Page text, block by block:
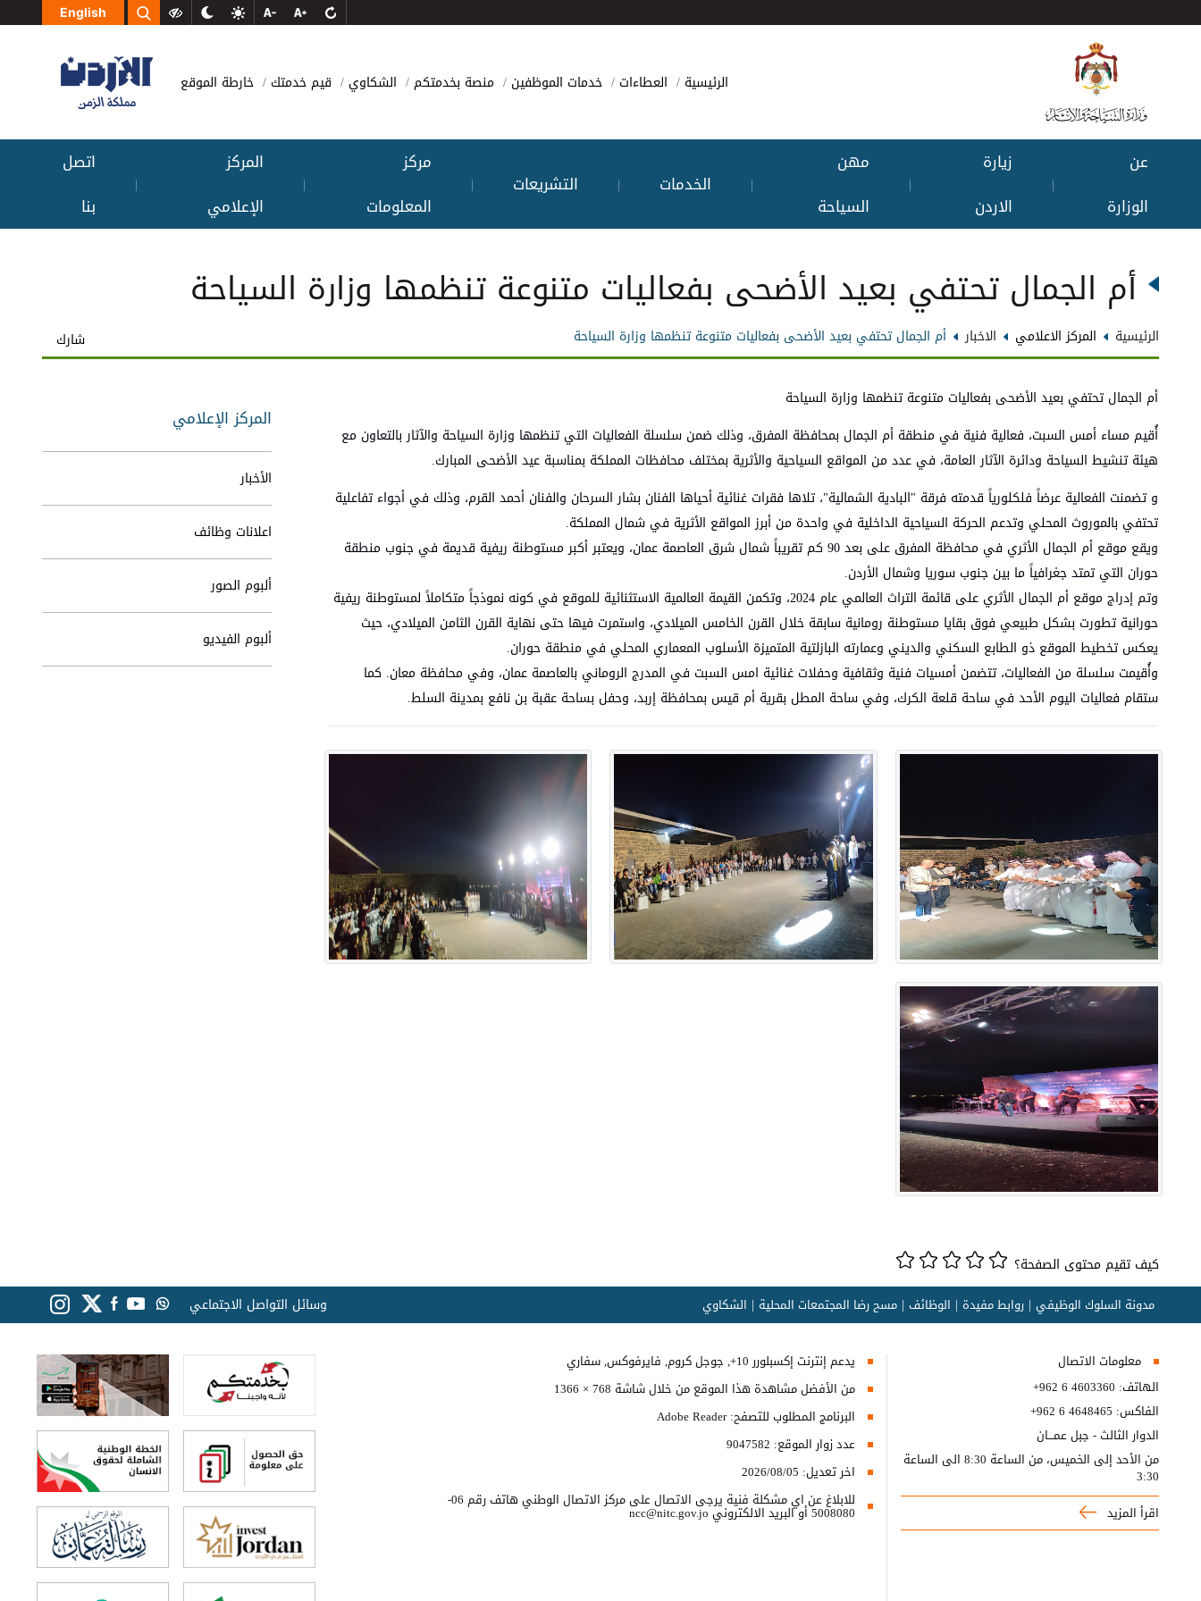
English
الرئيسية العطاءات خدمات الموظفين منصة بخدمتكم الشكاوي قيم خدمتك خارطة الموقع
عن
الوزارة
|
زيارة
الاردن
|
مهن
السياحة
| الخدمات | التشريعات |
مركز
المعلومات
|
المركز
الإعلامي
|
اتصل
بنا
أم الجمال تحتفي بعيد الأضحى بفعاليات متنوعة تنظمها وزارة السياحة
الرئيسية المركز الاعلامي الاخبار أم الجمال تحتفي بعيد الأضحى بفعاليات متنوعة تنظمها وزارة السياحة شارك
أم الجمال تحتفي بعيد الأضحى بفعاليات متنوعة تنظمها وزارة السياحة
أُقيم مساء أمس السبت، فعالية فنية في منطقة أم الجمال بمحافظة المفرق، وذلك ضمن سلسلة الفعاليات التي تنظمها وزارة السياحة والآثار بالتعاون مع
هيئة تنشيط السياحة ودائرة الآثار العامة، في عدد من المواقع السياحية والأثرية بمختلف محافظات المملكة بمناسبة عيد الأضحى المبارك.
و تضمنت الفعالية عرضاً فلكلورياً قدمته فرقة "البادية الشمالية"، تلاها فقرات غنائية أحياها الفنان بشار السرحان والفنان أحمد القرم، وذلك في أجواء تفاعلية
تحتفي بالموروث المحلي وتدعم الحركة السياحية الداخلية في واحدة من أبرز المواقع الأثرية في شمال المملكة.
ويقع موقع أم الجمال الأثري في محافظة المفرق على بعد 90 كم تقريباً شمال شرق العاصمة عمان، ويعتبر أكبر مستوطنة ريفية قديمة في جنوب منطقة
حوران التي تمتد جغرافياً ما بين جنوب سوريا وشمال الأردن.
وتم إدراج موقع أم الجمال الأثري على قائمة التراث العالمي عام 2024، وتكمن القيمة العالمية الاستثنائية للموقع في كونه نموذجاً متكاملاً لمستوطنة ريفية
حورانية تطورت بشكل طبيعي فوق بقايا مستوطنة رومانية سابقة خلال القرن الخامس الميلادي، واستمرت فيها حتى نهاية القرن الثامن الميلادي، حيث
يعكس تخطيط الموقع ذو الطابع السكني والديني وعمارته البازلتية المتميزة الأسلوب المعماري المحلي في منطقة حوران.
وأُقيمت سلسلة من الفعاليات، تتضمن أمسيات فنية وثقافية وحفلات غنائية امس السبت في المدرج الروماني بالعاصمة عمان، وفي محافظة معان. كما
ستقام فعاليات اليوم الأحد في ساحة قلعة الكرك، وفي ساحة المطل بقرية أم قيس بمحافظة إربد، وحفل بساحة عقبة بن نافع بمدينة السلط.
المركز الإعلامي
الأخبار
اعلانات وظائف
ألبوم الصور
ألبوم الفيديو
كيف تقيم محتوى الصفحة؟
مدونة السلوك الوظيفي روابط مفيدة الوظائف مسح رضا المجتمعات المحلية الشكاوي وسائل التواصل الاجتماعي
معلومات الاتصال
الهاتف: +962 6 4603360
الفاكس: +962 6 4648465
الدوار الثالث - جبل عمـــان
من الأحد إلى الخميس، من الساعة 8:30 الى الساعة
3:30
اقرأ المزيد
يدعم إنترنت إكسبلورر 10+, جوجل كروم, فايرفوكس, سفاري
من الأفضل مشاهدة هذا الموقع من خلال شاشة 768 × 1366
البرنامج المطلوب للتصفح: Adobe Reader
عدد زوار الموقع: 9047582
اخر تعديل: 2026/08/05
للابلاغ عن اي مشكلة فنية يرجى الاتصال على مركز الاتصال الوطني هاتف رقم 06-
5008080 أو البريد الالكتروني ncc@nitc.gov.jo